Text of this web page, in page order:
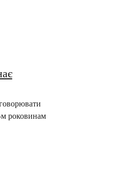
м роковинам